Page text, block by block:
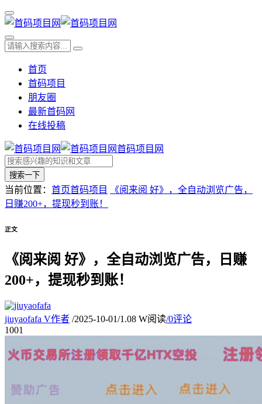
首页
首码项目
朋友圈
最新首码网
在线投稿
首码项目网
搜索一下
当前位置： 首页首码项目
《阅来阅 好》，全自动浏览广告，
日赚200+，提现秒到账！
正文
《阅来阅 好》，全自动浏览广告，日赚
200+，提现秒到账！
jiuyaofafa V作者 /2025-10-01/1.08 W阅读/0评论
1001